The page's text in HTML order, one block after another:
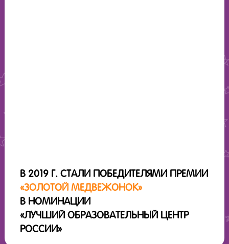
В 2019 Г. СТАЛИ ПОБЕДИТЕЛЯМИ ПРЕМИИ
«ЗОЛОТОЙ МЕДВЕЖОНОК»
В НОМИНАЦИИ
«ЛУЧШИЙ ОБРАЗОВАТЕЛЬНЫЙ ЦЕНТР
РОССИИ»